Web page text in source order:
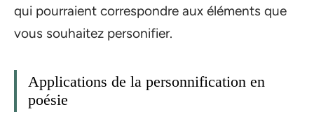
qui pourraient correspondre aux éléments que
vous souhaitez personifier.
Applications de la personnification en
poésie